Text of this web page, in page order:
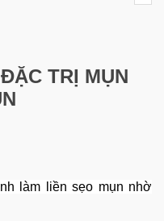
TRỊ MỤN
làm liền sẹo mụn nhờ